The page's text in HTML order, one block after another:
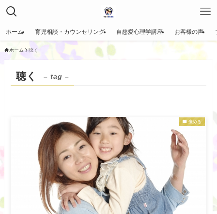
ホーム 育児相談・カウンセリング 自慈愛心理学講座 お客様の声
ホーム 聴く
聴く – tag –
褒める